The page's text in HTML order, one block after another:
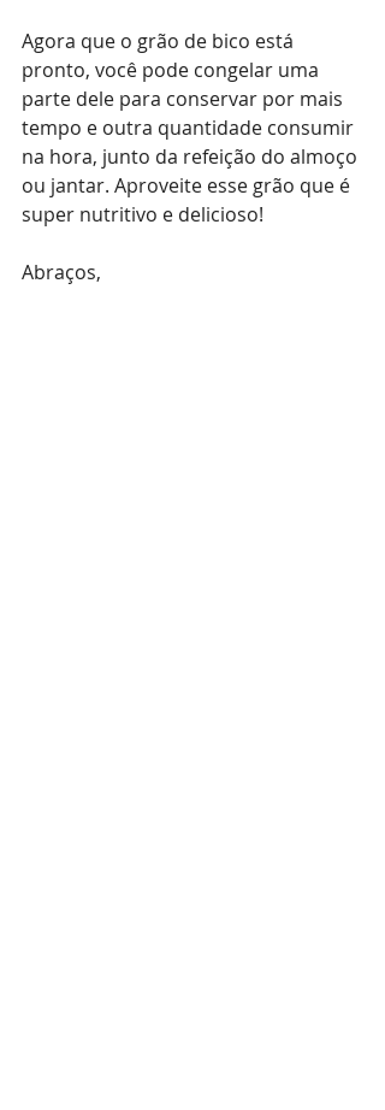
Agora que o grão de bico está
pronto, você pode congelar uma
parte dele para conservar por mais
tempo e outra quantidade consumir
na hora, junto da refeição do almoço
ou jantar. Aproveite esse grão que é
super nutritivo e delicioso!
Abraços,